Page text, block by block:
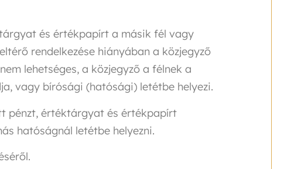
és értékpapírt a másik fél vagy
rendelkezése hiányában a közjegyző
lehetséges, a közjegyző a félnek a
vagy bírósági (hatósági) letétbe helyezi.
pénzt, értéktárgyat és értékpapírt
hatóságnál letétbe helyezni.